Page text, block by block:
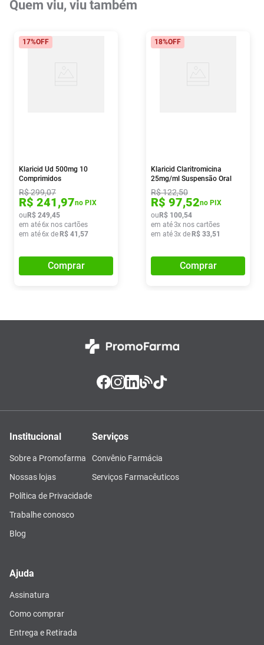
Quem viu, viu também
17%OFF
Klaricid Ud 500mg 10
Comprimidos
R$299,07
R$ 241,97no PIX
ou R$ 249,45
em até6x nos cartões
em até6x de R$ 41 ,57
Comprar
18%OFF
Klaricid Claritromicina
25mg/ml Suspensão Oral
60ml
R$122,50
R$ 97,52no PIX
ou R$ 100,54
em até3x nos cartões
em até3x de R$ 33,51
Comprar
Institucional
Sobre a Promofarma
Nossas lojas
Política de Privacidade
Trabalhe conosco
Blog
Serviços
Convênio Farmácia
Serviços Farmacêuticos
Ajuda
Assinatura
Como comprar
Entrega e Retirada